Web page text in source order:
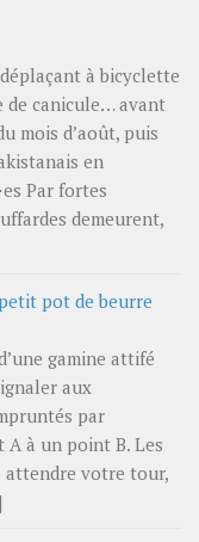
à bicyclette
de canicule… avant
mois d’août, puis
en
Par fortes
demeurent,
pot de beurre
gamine attifé
aux
par
à un point B. Les
attendre votre tour,